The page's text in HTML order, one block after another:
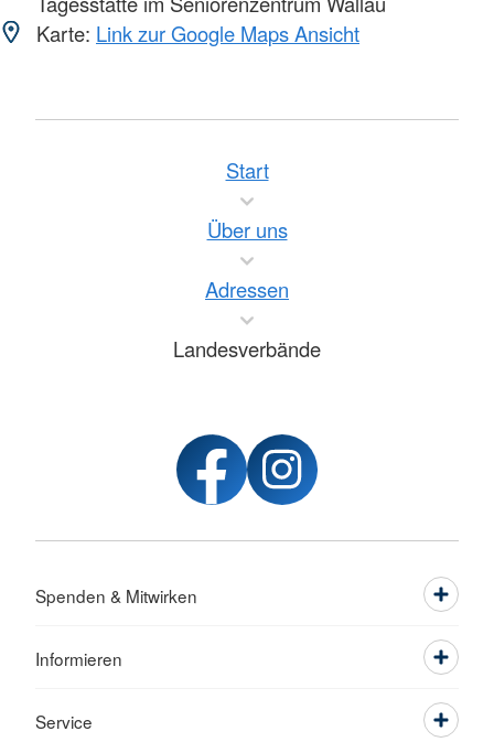
Karte: Link zur Google Maps Ansicht
Start
Über uns
Adressen
Landesverbände
Spenden & Mitwirken
Informieren
Service